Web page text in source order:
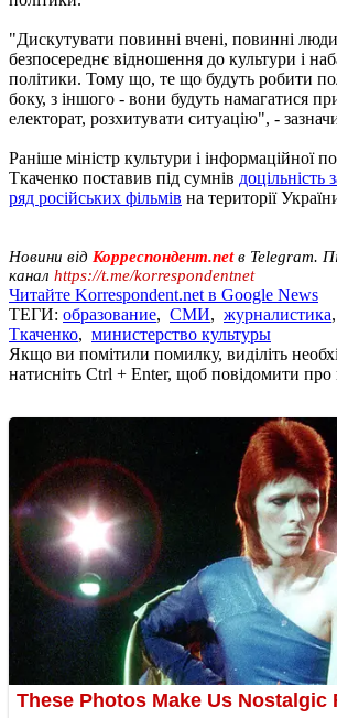
"Дискутувати повинні вчені, повинні
безпосереднє відношення до культури і
політики. Тому що, те що будуть робити
боку, з іншого - вони будуть намагатися
електорат, розхитувати ситуацію", -
Раніше міністр культури і інформаційної
Ткаченко поставив під сумнів доцільність
ряд російських фільмів на території
Новини від Корреспондент.netв Telegram.
канал https://t.me/korrespondentnet
Читайте Korrespondent.net в Google News
ТЕГИ: образование, СМИ, журналистика,
Ткаченко, министерство культуры
Якщо ви помітили помилку, виділіть
натисніть Ctrl + Enter, щоб повідомити про